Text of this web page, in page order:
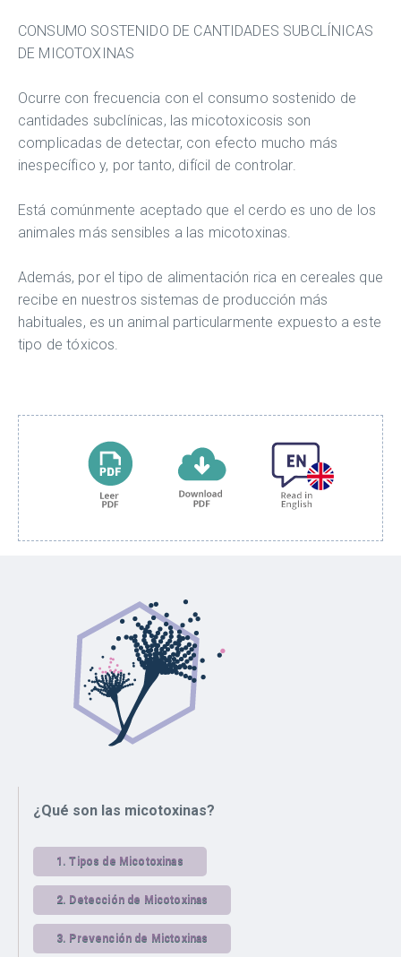
CONSUMO SOSTENIDO DE CANTIDADES SUBCLÍNICAS
DE MICOTOXINAS
Ocurre con frecuencia con el consumo sostenido de
cantidades subclínicas, las micotoxicosis son
complicadas de detectar, con efecto mucho más
inespecífico y, por tanto, difícil de controlar.
Está comúnmente aceptado que el cerdo es uno de los
animales más sensibles a las micotoxinas.
Además, por el tipo de alimentación rica en cereales que
recibe en nuestros sistemas de producción más
habituales, es un animal particularmente expuesto a este
tipo de tóxicos.
¿Qué son las micotoxinas?
1.Tipos de Micotoxinas
2. Detección de Micotoxinas
3. Prevención de Mictoxinas